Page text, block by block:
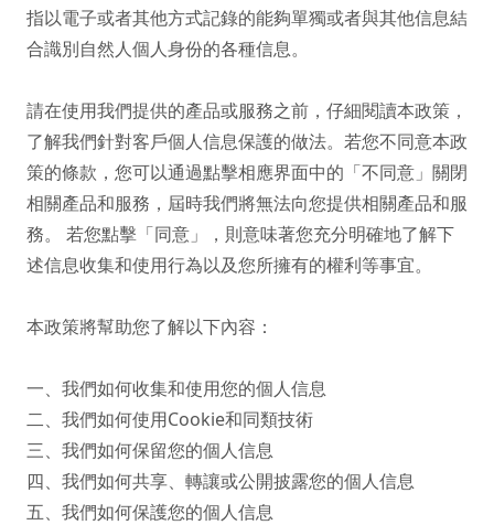
指以電子或者其他方式記錄的能夠單獨或者與其他信息結
合識別自然人個人身份的各種信息。
請在使用我們提供的產品或服務之前，仔細閱讀本政策，
了解我們針對客戶個人信息保護的做法。若您不同意本政
策的條款，您可以通過點擊相應界面中的「不同意」關閉
相關產品和服務，屆時我們將無法向您提供相關產品和服
務。 若您點擊「同意」，則意味著您充分明確地了解下
述信息收集和使用行為以及您所擁有的權利等事宜。
本政策將幫助您了解以下內容：
一、我們如何收集和使用您的個人信息
二、我們如何使用Cookie和同類技術
三、我們如何保留您的個人信息
四、我們如何共享、轉讓或公開披露您的個人信息
五、我們如何保護您的個人信息